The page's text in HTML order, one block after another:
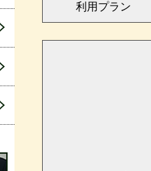
利用プラン